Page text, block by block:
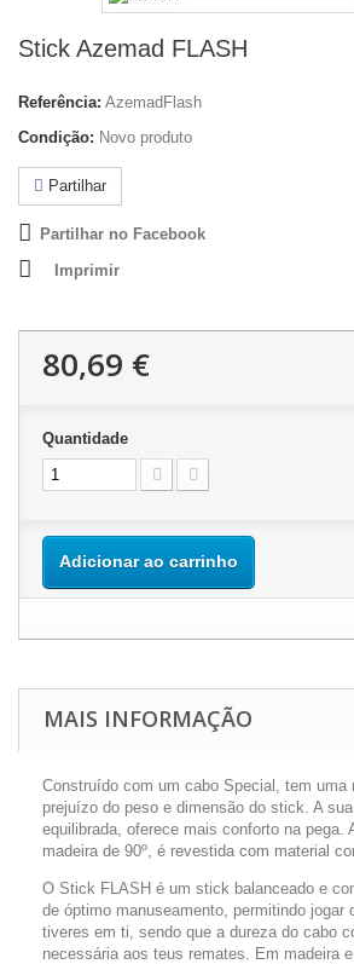
Stick Azemad FLASH
Referência: AzemadFlash
Condição: Novo produto
Partilhar
Partilhar no Facebook
Imprimir
80,69 €
Quantidade
Adicionar ao carrinho
MAIS INFORMAÇÃO
Construído com um cabo Special , tem uma
prejuízo do peso e dimensão do stick. A sua
equilibrada , oferece mais conforto na pega
madeira de 90º, é revestida com material
O Stick FLASH é um stick balanceado e
de óptimo manuseamento , permitindo
tiveres em ti, sendo que a dureza do cabo
necessária aos teus remates.
Em madeira